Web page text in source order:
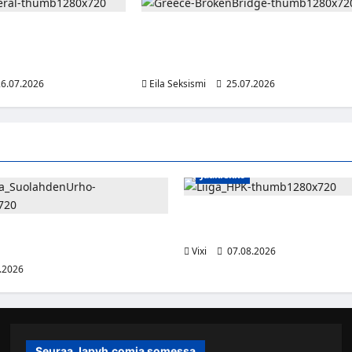
Eila Seksismi
25.07.2026
Jääkiekko
Vixi
07.08.2026